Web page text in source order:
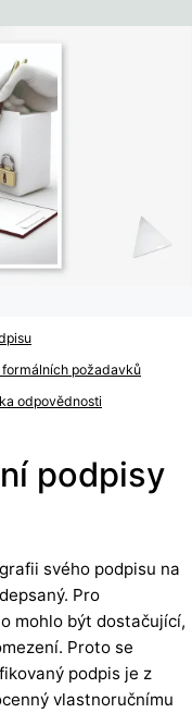
požadavků
odpovědnosti
podpisy
svého podpisu na
Pro
mohlo být dostačující,
Proto se
podpis je z
vlastnoručnímu